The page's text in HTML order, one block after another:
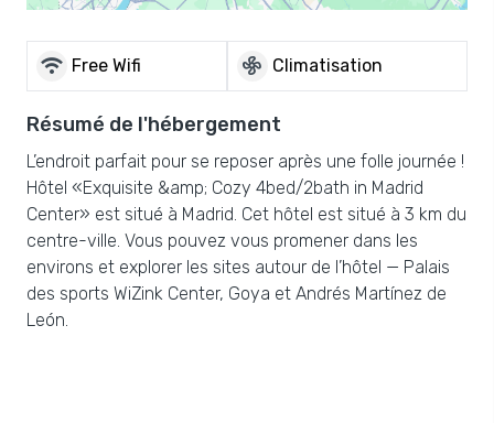
wifi Free Wifi mode_fan Climatisation
Résumé de l'hébergement
L’endroit parfait pour se reposer après une folle journée !
Hôtel «Exquisite &amp; Cozy 4bed/2bath in Madrid
Center» est situé à Madrid. Cet hôtel est situé à 3 km du
centre-ville. Vous pouvez vous promener dans les
environs et explorer les sites autour de l’hôtel — Palais
des sports WiZink Center, Goya et Andrés Martínez de
León.